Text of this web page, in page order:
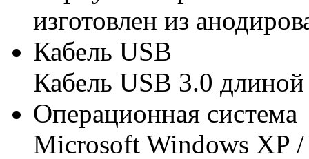
изготовлен из
Кабель USB
Кабель USB 3.0
Операционная система
Microsoft Windows XP